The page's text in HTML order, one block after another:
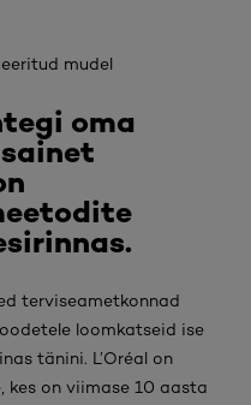
mudel
oma
terviseametkonnad
loomkatseid ise
tänini. L’Oréal on
kes on viimase 10 aasta